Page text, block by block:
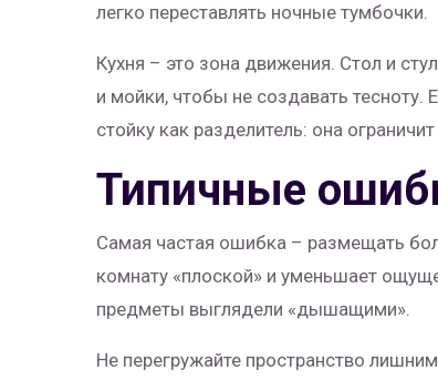
легко переставлять ночные тумбочки.
Кухня – это зона движения. Стол и
и мойки, чтобы не создавать тесноту.
стойку как разделитель: она
Типичные
Самая частая ошибка – размещать
комнату «плоской» и уменьшает
предметы выглядели «дышащими».
Не перегружайте пространство